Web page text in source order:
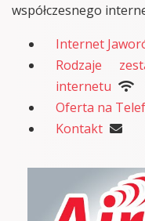
współczesnego
Internet
Rodzaje
internetu
Oferta na
Kontakt